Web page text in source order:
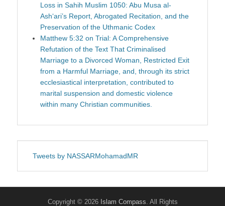
Loss in Sahih Muslim 1050: Abu Musa al-
Ash‘ari’s Report, Abrogated Recitation, and the
Preservation of the Uthmanic Codex
Matthew 5:32 on Trial: A Comprehensive
Refutation of the Text That Criminalised
Marriage to a Divorced Woman, Restricted Exit
from a Harmful Marriage, and, through its strict
ecclesiastical interpretation, contributed to
marital suspension and domestic violence
within many Christian communities.
Tweets by NASSARMohamadMR
Copyright © 2026 Islam Compass . All Rights